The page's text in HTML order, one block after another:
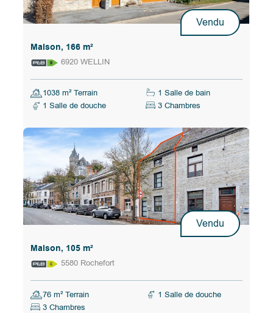
Vendu
Maison, 166 m²
6920 WELLIN
1038 m² Terrain
1 Salle de bain
1 Salle de douche
3 Chambres
Vendu
Maison, 105 m²
5580 Rochefort
76 m² Terrain
1 Salle de douche
3 Chambres